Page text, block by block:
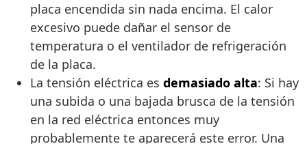
placa encendida sin nada encima. El calor
excesivo puede dañar el sensor de
temperatura o el ventilador de refrigeración
de la placa.
La tensión eléctrica es demasiado alta: Si hay
una subida o una bajada brusca de la tensión
en la red eléctrica entonces muy
probablemente te aparecerá este error. Una